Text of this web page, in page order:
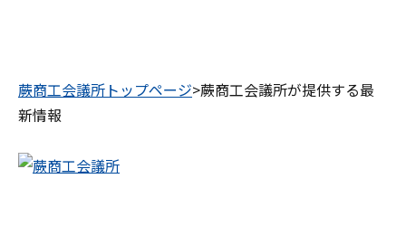
蕨商工会議所トップページ>蕨商工会議所が提供する最
新情報